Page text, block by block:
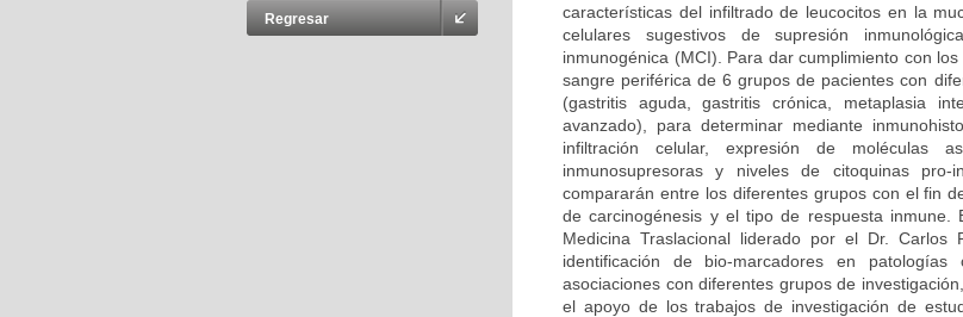
Regresar
características del infiltrado de leucocitos en la
celulares sugestivos de supresión
inmunogénica (MCI). Para dar cumplimiento con
sangre periférica de 6 grupos de pacientes con
(gastritis aguda, gastritis crónica, metaplasia
avanzado), para determinar mediante
infiltración celular, expresión de moléculas
inmunosupresoras y niveles de citoquinas
compararán entre los diferentes grupos con el fin
de carcinogénesis y el tipo de respuesta
Medicina Traslacional liderado por el Dr.
identificación de bio-marcadores en
asociaciones con diferentes grupos de
el apoyo de los trabajos de investigación de